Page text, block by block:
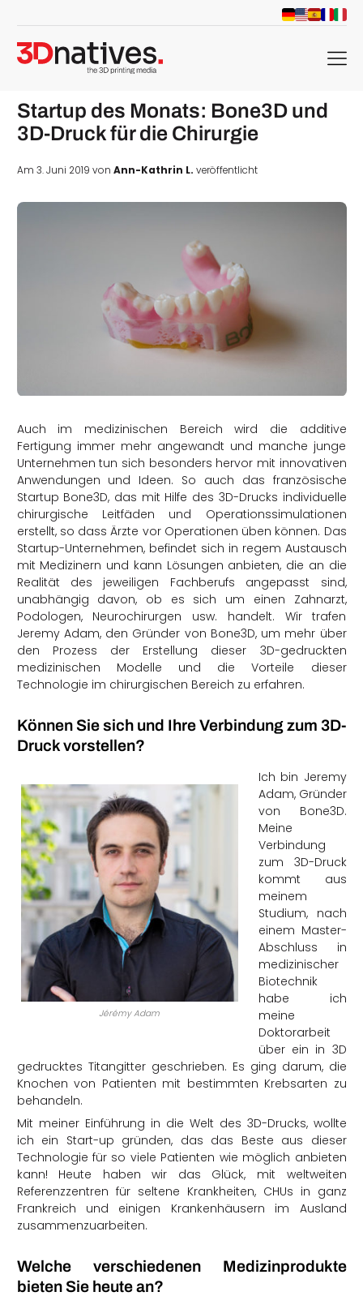
menu
Startup des Monats: Bone3D und
3D-Druck für die Chirurgie
Am 3. Juni 2019 von Ann-Kathrin L. veröffentlicht
Auch im medizinischen Bereich wird die additive
Fertigung immer mehr angewandt und manche junge
Unternehmen tun sich besonders hervor mit innovativen
Anwendungen und Ideen. So auch das französische
Startup Bone3D, das mit Hilfe des 3D-Drucks individuelle
chirurgische Leitfäden und Operationssimulationen
erstellt, so dass Ärzte vor Operationen üben können. Das
Startup-Unternehmen, befindet sich in regem Austausch
mit Medizinern und kann Lösungen anbieten, die an die
Realität des jeweiligen Fachberufs angepasst sind,
unabhängig davon, ob es sich um einen Zahnarzt,
Podologen, Neurochirurgen usw. handelt. Wir trafen
Jeremy Adam, den Gründer von Bone3D, um mehr über
den Prozess der Erstellung dieser 3D-gedruckten
medizinischen Modelle und die Vorteile dieser
Technologie im chirurgischen Bereich zu erfahren.
Können Sie sich und Ihre Verbindung zum 3D-
Druck vorstellen?
Jérémy Adam
Ich bin Jeremy
Adam, Gründer
von Bone3D.
Meine
Verbindung
zum 3D-Druck
kommt aus
meinem
Studium, nach
einem Master-
Abschluss in
medizinischer
Biotechnik
habe ich
meine
Doktorarbeit
über ein in 3D
gedrucktes Titangitter geschrieben. Es ging darum, die
Knochen von Patienten mit bestimmten Krebsarten zu
behandeln.
Mit meiner Einführung in die Welt des 3D-Drucks, wollte
ich ein Start-up gründen, das das Beste aus dieser
Technologie für so viele Patienten wie möglich anbieten
kann! Heute haben wir das Glück, mit weltweiten
Referenzzentren für seltene Krankheiten, CHUs in ganz
Frankreich und einigen Krankenhäusern im Ausland
zusammenzuarbeiten.
Welche verschiedenen Medizinprodukte
bieten Sie heute an?